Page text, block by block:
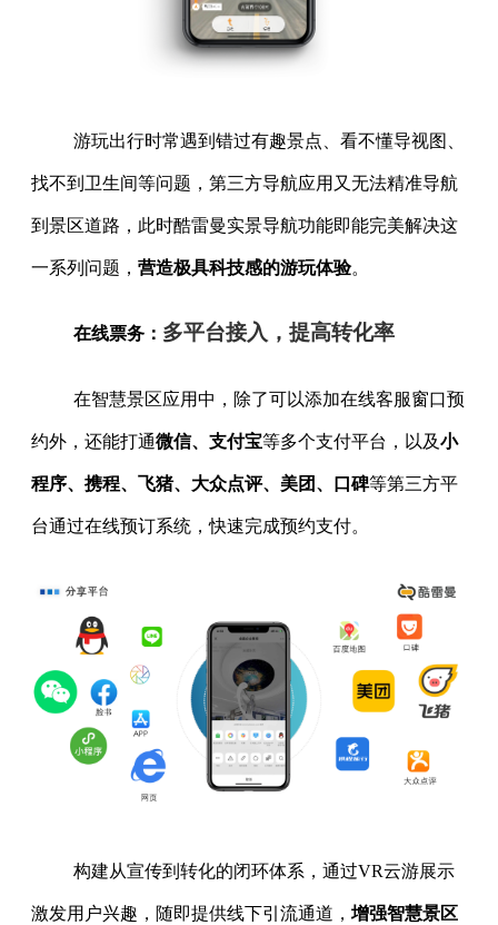
游玩出行时常遇到错过有趣景点、看不懂导视图、
找不到卫生间等问题，第三方导航应用又无法精准导航
到景区道路，此时酷雷曼实景导航功能即能完美解决这
一系列问题， 营造极具科技感的游玩体验。
在线票务： 多平台接入，提高转化率
在智慧景区应用中，除了可以添加在线客服窗口预
约外，还能打通微信、支付宝等多个支付平台，以及小
程序、携程、飞猪、大众点评、美团、口碑等第三方平
台通过在线预订系统，快速完成预约支付。
构建从宣传到转化的闭环体系，通过VR云游展示
激发用户兴趣，随即提供线下引流通道， 增强智慧景区